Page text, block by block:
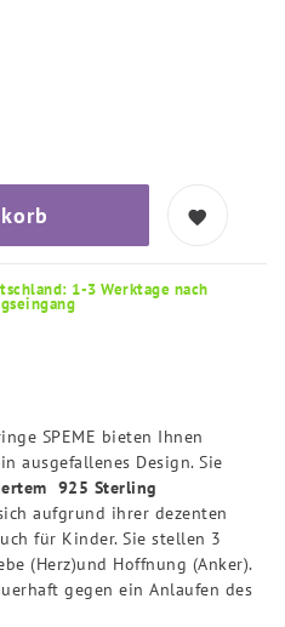
1-3 Werktage nach
SPEME bieten Ihnen
ausgefallenes Design. Sie
925 Sterling
aufgrund ihrer dezenten
für Kinder. Sie stellen 3
(Herz)und Hoffnung (Anker).
gegen ein Anlaufen des